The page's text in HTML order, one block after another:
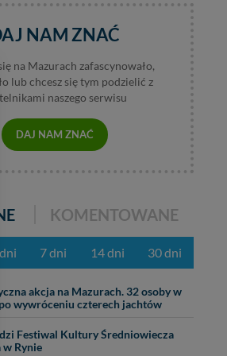
NAM ZNAĆ
się na Mazurach zafascynowało,
lub chcesz się tym podzielić z
naszego serwisu
DAJ NAM ZNAĆ
KOMENTOWANE
7 dni 14 dni 30 dni
akcja na Mazurach. 32 osoby w
wywróceniu czterech jachtów
Festiwal Kultury Średniowiecza
w Rynie